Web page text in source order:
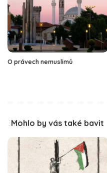
O právech nemuslimů
Mohlo by vás také bavit